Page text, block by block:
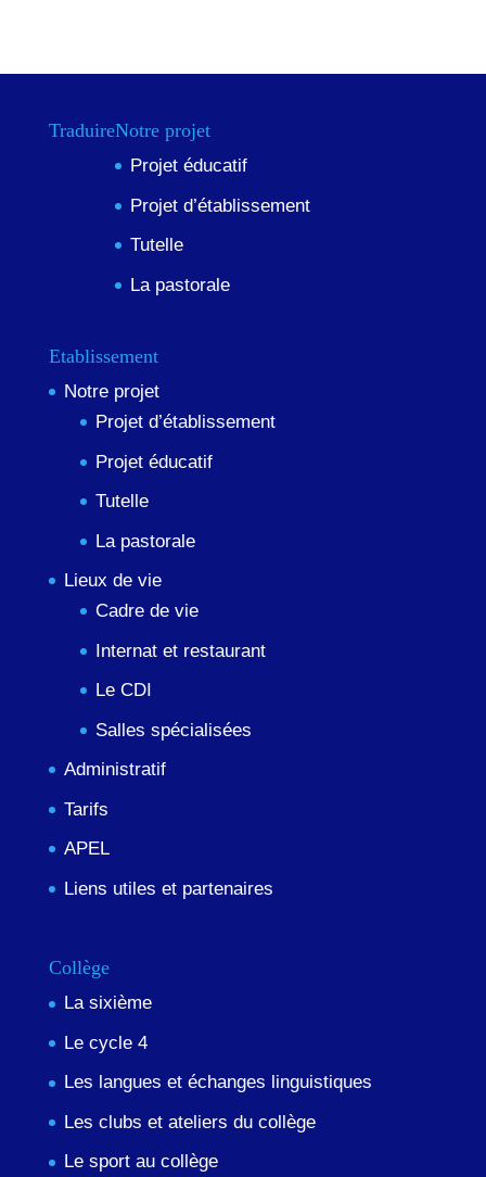
TraduireNotre projet
Projet éducatif
Projet d’établissement
Tutelle
La pastorale
Etablissement
Notre projet
Projet d’établissement
Projet éducatif
Tutelle
La pastorale
Lieux de vie
Cadre de vie
Internat et restaurant
Le CDI
Salles spécialisées
Administratif
Tarifs
APEL
Liens utiles et partenaires
Collège
La sixième
Le cycle 4
Les langues et échanges linguistiques
Les clubs et ateliers du collège
Le sport au collège